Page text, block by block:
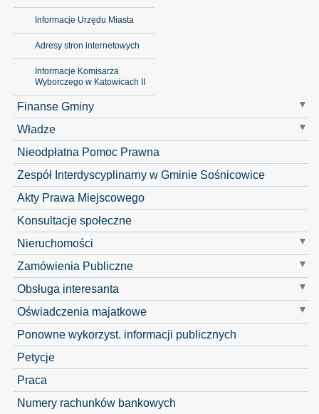
Informacje Urzędu Miasta
Adresy stron internetowych
Informacje Komisarza
Wyborczego w Katowicach II
Finanse Gminy
Władze
Nieodpłatna Pomoc Prawna
Zespół Interdyscyplinarny w Gminie Sośnicowice
Akty Prawa Miejscowego
Konsultacje społeczne
Nieruchomości
Zamówienia Publiczne
Obsługa interesanta
Oświadczenia majatkowe
Ponowne wykorzyst. informacji publicznych
Petycje
Praca
Numery rachunków bankowych